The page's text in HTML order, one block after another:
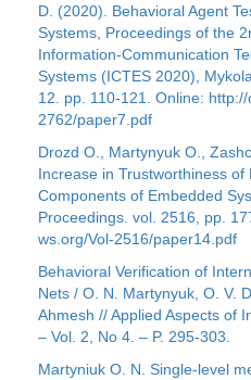
D. (2020). Behavioral Agent
Systems, Proceedings of the
Information-Communication
Systems (ICTES 2020),
12. рp. 110-121. Online:
2762/paper7.pdf
Drozd O., Martynyuk O.,
Increase in Trustworthiness
Components of Embedded
Proceedings. vol. 2516, pp.
ws.org/Vol-2516/paper14.pdf
Behavioral Verification of
Nets / O. N. Martynyuk, O. V.
Ahmesh // Applied Aspects of
– Vol. 2, No 4. – P. 295-303.
Martyniuk O. N. Single-level